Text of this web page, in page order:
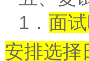
1 ． 面试
安排选择